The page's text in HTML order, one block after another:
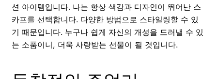
션 아이템입니다. 나는 항상 색감과 디자인이 뛰어난 스
카프를 선택합니다. 다양한 방법으로 스타일링할 수 있
기 때문입니다. 누구나 쉽게 자신의 개성을 드러낼 수 있
는 소품이니, 더욱 사랑받는 선물이 될 것입니다.